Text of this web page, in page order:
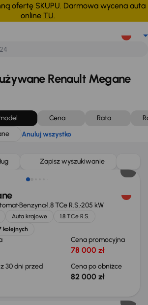
ofertę SKUPU. Darmowa wycena auta
online TU.
Anuluj wszystko
Renault Megane
Cena Rata
Anuluj wszystko
Zapisz wyszukiwanie
Benzyna1.8 TCe R.S.205 kW
Auta krajowe
1.8 TCe R.S.
kolejnych
Cena promocyjna
78 000 zł
30 dni przed
Cena po obniżce
82 000 zł